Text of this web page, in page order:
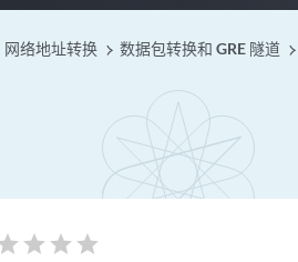
网络地址转换 数据包转换和 GRE 隧道
star star star